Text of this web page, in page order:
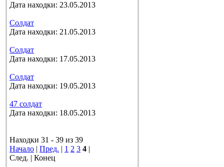
Дата находки: 23.05.2013
Солдат
Дата находки: 21.05.2013
Солдат
Дата находки: 17.05.2013
Солдат
Дата находки: 19.05.2013
47 солдат
Дата находки: 18.05.2013
Находки 31 - 39 из 39
Начало | Пред. | 1 2 3 4 |
След. | Конец